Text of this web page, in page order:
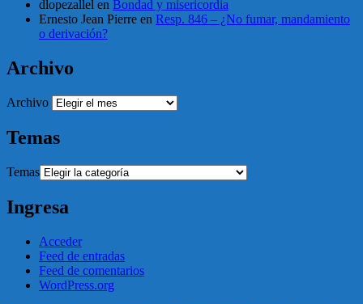
dlopezallel en Bondad y misericordia
Ernesto Jean Pierre en Resp. 846 – ¿No fumar, mandamiento
o derivación?
Archivo
Archivo
Temas
Temas
Ingresa
Acceder
Feed de entradas
Feed de comentarios
WordPress.org